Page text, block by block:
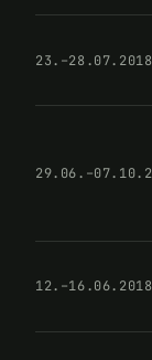
23.–28.07.2018
12.–16.06.2018